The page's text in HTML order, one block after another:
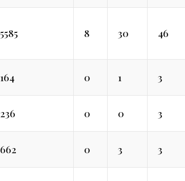
5585 8 30 46
164 0 1 3
236 0 0 3
662 0 3 3